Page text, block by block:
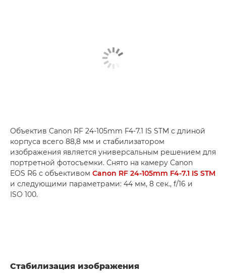
Объектив Canon RF 24-105mm F4-7.1 IS STM с длиной
корпуса всего 88,8 мм и стабилизатором
изображения является универсальным решением для
портретной фотосъемки. Снято на камеру Canon
EOS R6 с объективом Canon RF 24-105mm F4-7.1 IS STM
и следующими параметрами: 44 мм, 8 сек., f/16 и
ISO 100.
Стабилизация изображения